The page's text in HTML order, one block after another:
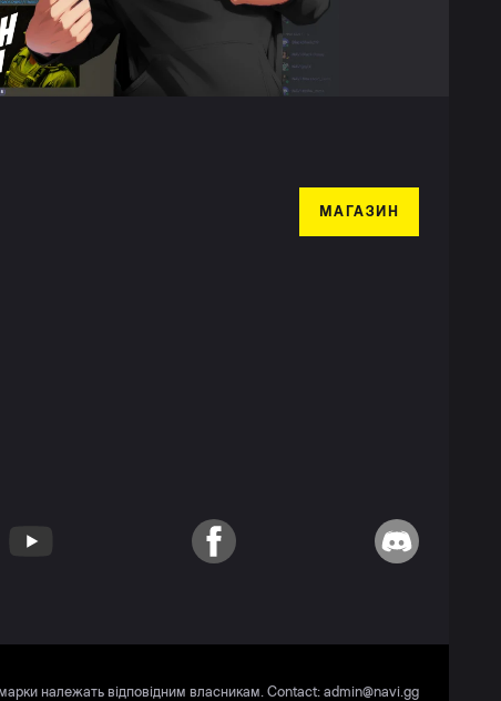
МАГАЗИН
YouTube Facebook Discord
марки належать відповідним власникам. Contact: admin@navi.gg